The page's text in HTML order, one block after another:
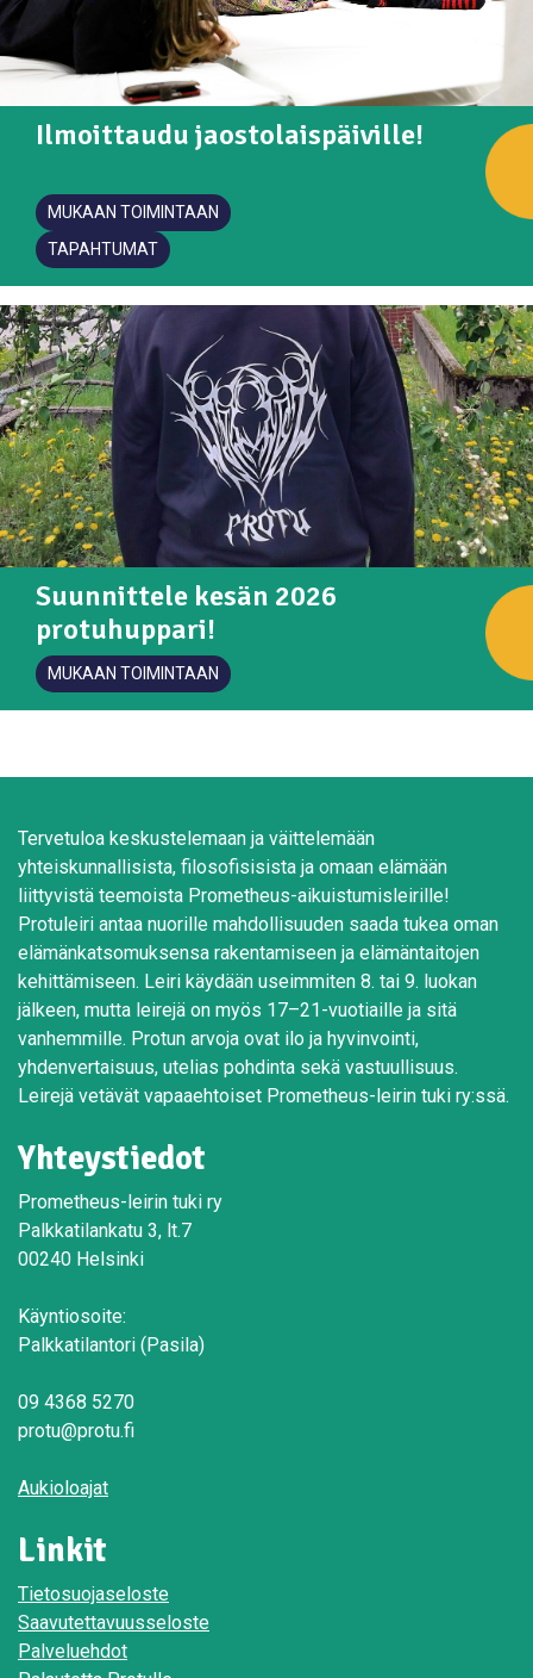
Ilmoittaudu jaostolaispäiville!
MUKAAN TOIMINTAAN
TAPAHTUMAT
Suunnittele kesän 2026
protuhuppari!
MUKAAN TOIMINTAAN
Tervetuloa keskustelemaan ja väittelemään
yhteiskunnallisista, filosofisisista ja omaan elämään
liittyvistä teemoista Prometheus-aikuistumisleirille!
Protuleiri antaa nuorille mahdollisuuden saada tukea oman
elämänkatsomuksensa rakentamiseen ja elämäntaitojen
kehittämiseen. Leiri käydään useimmiten 8. tai 9. luokan
jälkeen, mutta leirejä on myös 17–21-vuotiaille ja sitä
vanhemmille. Protun arvoja ovat ilo ja hyvinvointi,
yhdenvertaisuus, utelias pohdinta sekä vastuullisuus.
Leirejä vetävät vapaaehtoiset Prometheus-leirin tuki ry:ssä.
Yhteystiedot
Prometheus-leirin tuki ry
Palkkatilankatu 3, lt.7
00240 Helsinki
Käyntiosoite:
Palkkatilantori (Pasila)
09 4368 5270
protu@protu.fi
Aukioloajat
Linkit
Tietosuojaseloste
Saavutettavuusseloste
Palveluehdot